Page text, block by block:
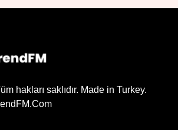
hakları saklıdır. Made in Turkey.